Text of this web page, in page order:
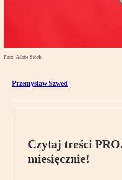
Foto: Adobe Stock
Przemysław Szwed
Czytaj treści
miesięcznie!